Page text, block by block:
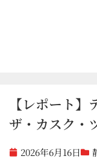
【レポート】
ザ・カスク・
2026年6月16日